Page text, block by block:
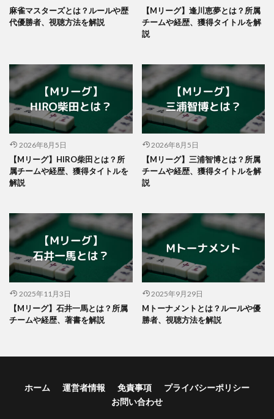
麻雀マスターズとは？ルールや歴
代優勝者、視聴方法を解説
【Mリーグ】逢川恵夢とは？所属
チームや経歴、獲得タイトルを解
説
2026年8月5日
【Mリーグ】HIRO柴田とは？所
属チームや経歴、獲得タイトルを
解説
2026年8月5日
【Mリーグ】三浦智博とは？所属
チームや経歴、獲得タイトルを解
説
2025年11月3日
【Mリーグ】石井一馬とは？所属
チームや経歴、著書を解説
2025年9月29日
Mトーナメントとは？ルールや優
勝者、視聴方法を解説
ホーム 運営者情報 免責事項
プライバシーポリシー
お問い合わせ